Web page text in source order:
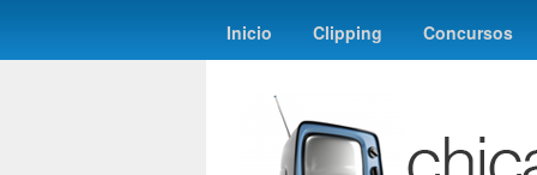
Inicio Clipping Concursos